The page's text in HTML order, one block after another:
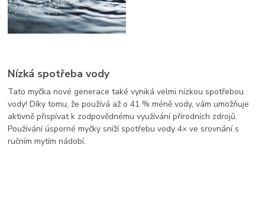
Nízká spotřeba vody
Tato myčka nové generace také vyniká velmi nízkou spotřebou
vody! Díky tomu, že používá až o 41 % méně vody, vám umožňuje
aktivně přispívat k zodpovědnému využívání přírodních zdrojů.
Používání úsporné myčky sníží spotřebu vody 4× ve srovnání s
ručním mytím nádobí.